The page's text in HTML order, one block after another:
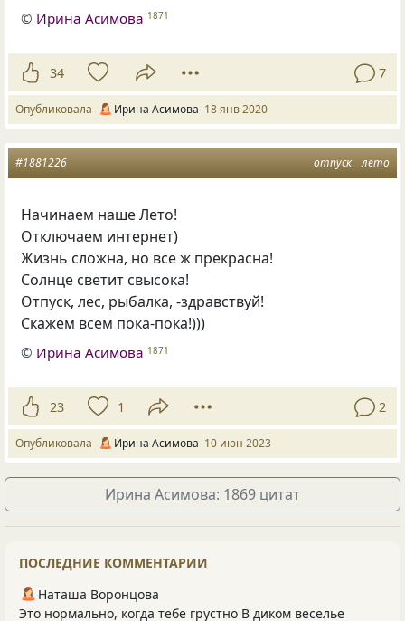
© Ирина Асимова 1871
34 7
Опубликовала Ирина Асимова 18 янв 2020
отпуск лето
#1881226
Начинаем наше Лето!
Отключаем интернет)
Жизнь сложна, но все ж прекрасна!
Солнце светит свысока!
Отпуск, лес, рыбалка, -здравствуй!
Скажем всем пока-пока!)))
© Ирина Асимова 1871
23 1 2
Опубликовала Ирина Асимова 10 июн 2023
Ирина Асимова: 1869 цитат
ПОСЛЕДНИЕ КОММЕНТАРИИ
Наташа Воронцова
Это нормально, когда тебе грустно В диком веселье